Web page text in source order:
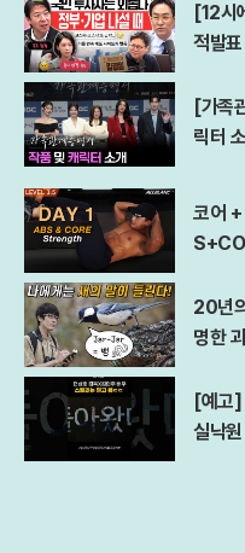
[12시
적발
년 7
[가족
릭터
코어
20년
명한
[예고]
실낙원